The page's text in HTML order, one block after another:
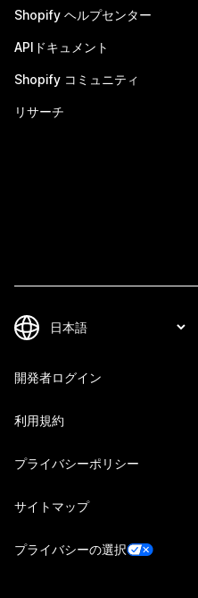
Shopify ヘルプセンター
APIドキュメント
Shopify コミュニティ
リサーチ
開発者ログイン
利用規約
プライバシーポリシー
サイトマップ
プライバシーの選択